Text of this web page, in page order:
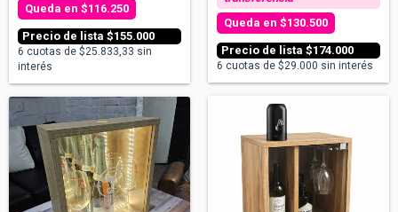
$155.000
$116.250
6 cuotas de $25.833,33 sin
interés
$174.000
$130.500
6 cuotas de $29.000 sin interés